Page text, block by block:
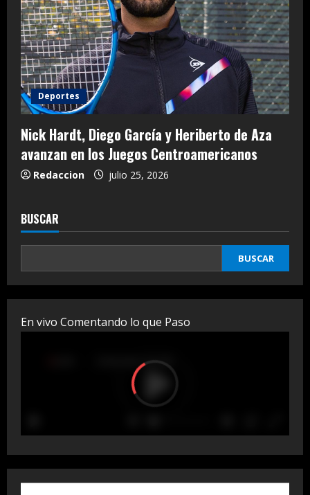
Deportes
Nick Hardt, Diego García y Heriberto de Aza
avanzan en los Juegos Centroamericanos
Redaccion julio 25, 2026
BUSCAR
BUSCAR
En vivo Comentando lo que Paso